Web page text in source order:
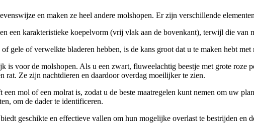
en maken ze heel andere molshopen. Er zijn verschillende
een karakteristieke koepelvorm (vrij vlak aan de bovenkant), terwijl die van
gele of verwelkte bladeren hebben, is de kans groot dat u te maken hebt
voor de molshopen. Als u een zwart, fluweelachtig beestje met grote roze
rat. Ze zijn nachtdieren en daardoor overdag moeilijker te zien.
mol of een molrat is, zodat u de beste maatregelen kunt nemen om uw
om de dader te identificeren.
biedt geschikte en effectieve vallen om hun mogelijke overlast te bestrijden en